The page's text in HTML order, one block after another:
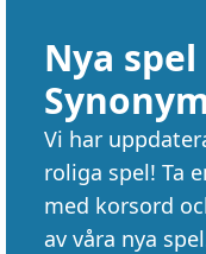
Nya spel
Vi har
roliga spel! Ta
med korsord
av våra nya